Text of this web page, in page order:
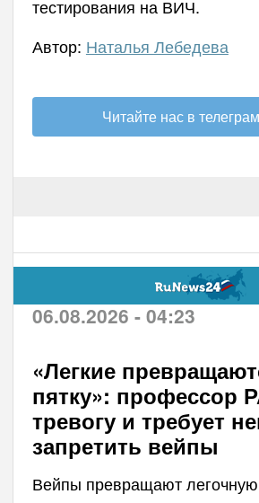
тестирования на ВИЧ.
Автор: Наталья Лебедева
Читайте нас в телеграм
06.08.2026 - 04:23
«Легкие
пятку»: профессор
тревогу и требует
запретить вейпы
Вейпы превращают легочную